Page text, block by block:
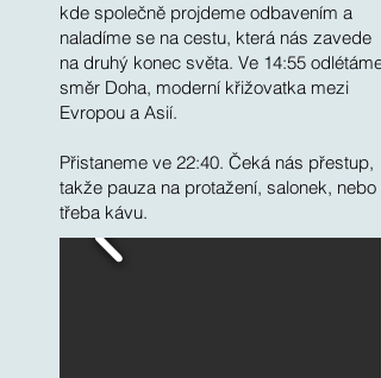
kde společně projdeme odbavením a
naladíme se na cestu, která nás zavede
na druhý konec světa. Ve 14:55 odlétáme
směr Doha, moderní křižovatka mezi
Evropou a Asií.
Přistaneme ve 22:40. Čeká nás přestup,
takže pauza na protažení, salonek, nebo
třeba kávu.